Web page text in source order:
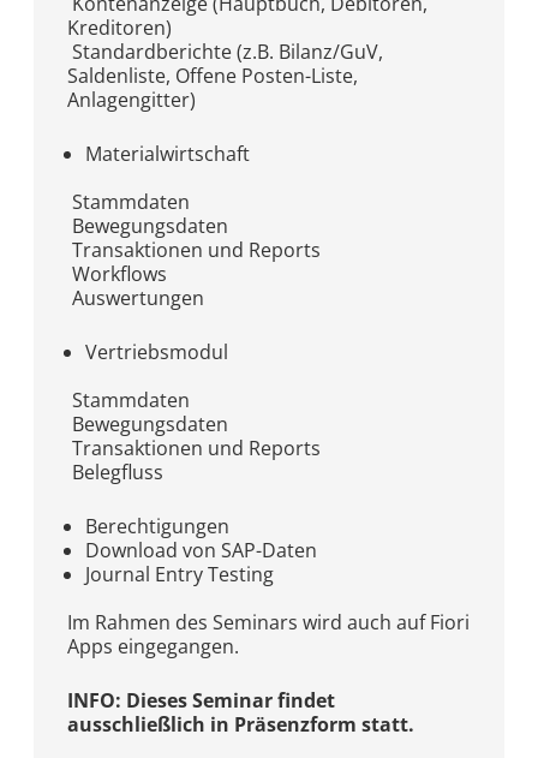
Kreditoren)
Standardberichte (z.B. Bilanz/GuV,
Saldenliste, Offene Posten-Liste,
Anlagengitter)
Materialwirtschaft
Stammdaten
Bewegungsdaten
Transaktionen und Reports
Workflows
Auswertungen
Vertriebsmodul
Stammdaten
Bewegungsdaten
Transaktionen und Reports
Belegfluss
Berechtigungen
Download von SAP-Daten
Journal Entry Testing
Im Rahmen des Seminars wird auch auf Fiori
Apps eingegangen.
INFO: Dieses Seminar findet
ausschließlich in Präsenzform statt.